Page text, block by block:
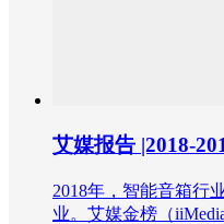
艾媒报告 |2018-
2018年，智能音箱行
业。艾媒金榜（